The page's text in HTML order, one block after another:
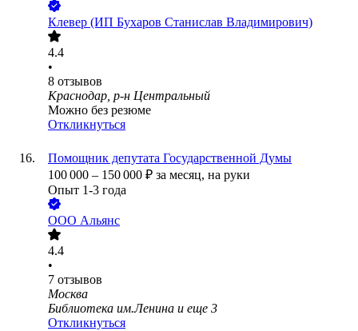
Клевер (ИП Бухаров Станислав Владимирович)
4.4
•
8 отзывов
Краснодар, р-н Центральный
Можно без резюме
Откликнуться
Помощник депутата Государственной Думы
100 000 – 150 000 ₽ за месяц, на руки
Опыт 1-3 года
ООО Альянс
4.4
•
7 отзывов
Москва
Библиотека им.Ленина и еще 3
Откликнуться